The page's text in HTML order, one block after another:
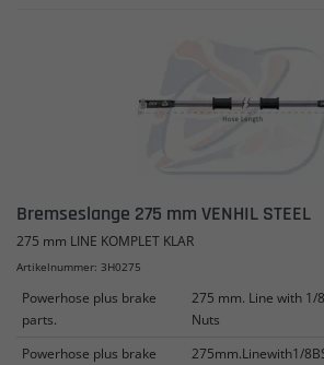
Bremseslange 275 mm VENHIL STEEL
275 mm LINE KOMPLET KLAR
Artikelnummer: 3H0275
Powerhose plus brake
parts.
275 mm. Line with 1/
Nuts
Powerhose plus brake
275mm.Linewith1/